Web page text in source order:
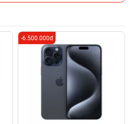
-6.500.000đ